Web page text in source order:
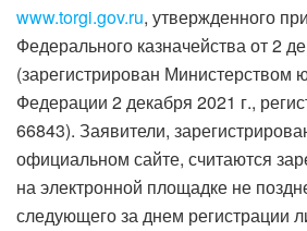
www.torgi.gov.ru, утвержденного
Федерального казначейства от 2
(зарегистрирован Министерством
Федерации 2 декабря 2021 г.,
66843). Заявители,
официальном сайте, считаются
на электронной площадке не
следующего за днем регистрации